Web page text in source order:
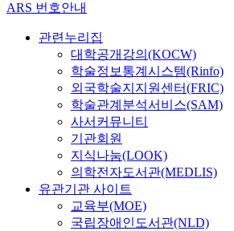
ARS 번호안내
관련누리집
대학공개강의(KOCW)
학술정보통계시스템(Rinfo)
외국학술지지원센터(FRIC)
학술관계분석서비스(SAM)
사서커뮤니티
기관회원
지식나눔(LOOK)
의학전자도서관(MEDLIS)
유관기관 사이트
교육부(MOE)
국립장애인도서관(NLD)